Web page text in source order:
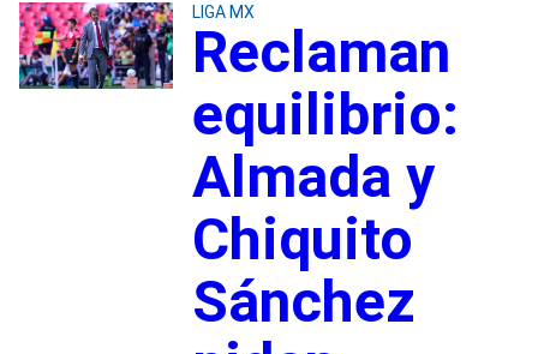
LIGA MX
Reclaman
equilibrio:
Almada y
Chiquito
Sánchez